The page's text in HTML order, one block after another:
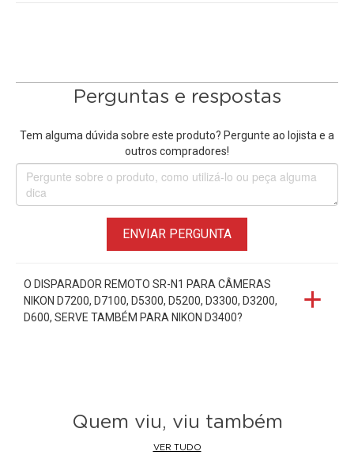
Perguntas e respostas
Tem alguma dúvida sobre este produto? Pergunte ao lojista e a
outros compradores!
ENVIAR PERGUNTA
O DISPARADOR REMOTO SR-N1 PARA CÂMERAS
NIKON D7200, D7100, D5300, D5200, D3300, D3200,
D600, SERVE TAMBÉM PARA NIKON D3400?
Quem viu, viu também
VER TUDO